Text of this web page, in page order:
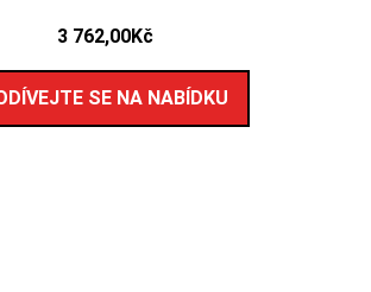
3 762,00Kč
SE NA NABÍDKU